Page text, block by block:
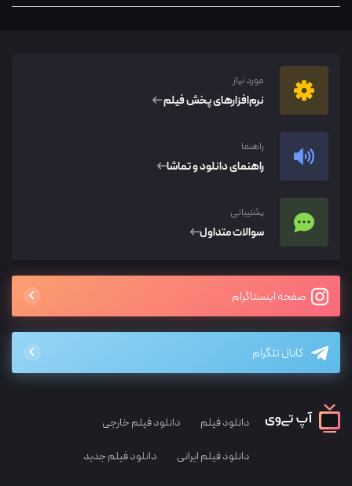
مورد نیاز
نرم‌افزار‌های پخش فیلم
راهنما
راهنمای دانلود و تماشا
پشتیبانی
سوالات متداول
صفحه اینستاگرام
کانال تلگرام
دانلود فیلم دانلود فیلم خارجی
دانلود فیلم ایرانی دانلود فیلم جدید